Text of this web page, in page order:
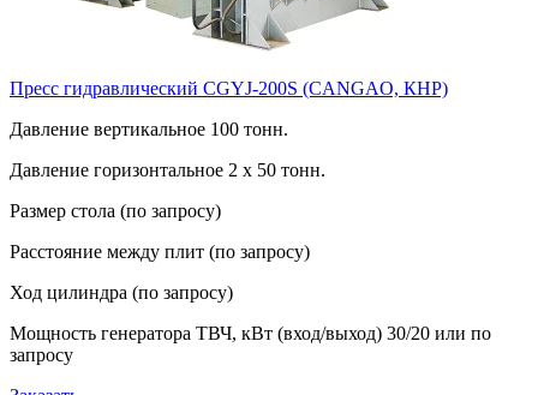
Пресс гидравлический CGYJ-200S (CANGAO, КНР)
Давление вертикальное 100 тонн.
Давление горизонтальное 2 х 50 тонн.
Размер стола (по запросу)
Расстояние между плит (по запросу)
Ход цилиндра (по запросу)
Мощность генератора ТВЧ, кВт (вход/выход) 30/20 или по
запросу